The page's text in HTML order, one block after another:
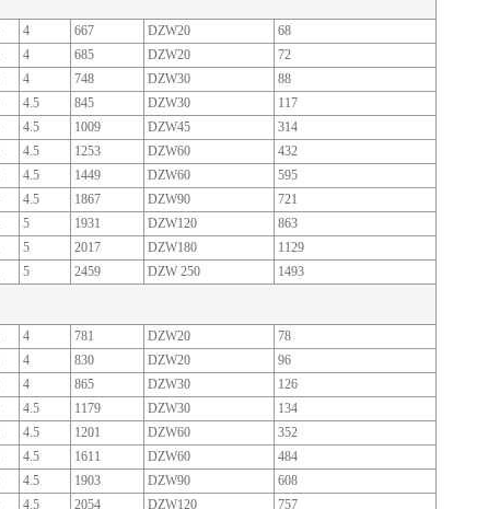
4 667 DZW20
68
4 685 DZW20
72
4 748 DZW30
88
4.5 845 DZW30
117
4.5 1009 DZW45
314
4.5 1253 DZW60
432
4.5 1449 DZW60
595
4.5 1867 DZW90
721
5 1931 DZW120
863
5 2017 DZW180
1129
5 2459 DZW 250
1493
4 781 DZW20
78
4 830 DZW20
96
4 865 DZW30
126
4.5 1179 DZW30
134
4.5 1201 DZW60
352
4.5 1611 DZW60
484
4.5 1903 DZW90
608
4.5 2054 DZW120 757